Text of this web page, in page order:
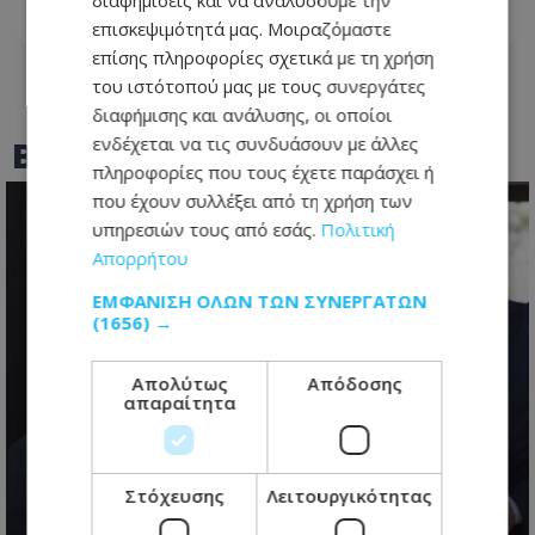
07.08.2026 - 06:21
BEST OFTOTHEMAONLINE
Κυπριακό: Τα «αγκάθια» που θα
κρίνουν τις εξελίξεις και οι
διαφωνίες πριν από την κρίσιμη
συνάντηση
επισκεψιμότητά μας. Μοιραζόμαστε
επίσης πληροφορίες σχετικά με τη χρήση
του ιστότοπού μας με τους συνεργάτες
διαφήμισης και ανάλυσης, οι οποίοι
ενδέχεται να τις συνδυάσουν με άλλες
πληροφορίες που τους έχετε παράσχει ή
που έχουν συλλέξει από τη χρήση των
υπηρεσιών τους από εσάς. Πολιτική
Απορρήτου
ΕΜΦΆΝΙΣΗ ΌΛΩΝ ΤΩΝ ΣΥΝΕΡΓΑΤΏΝ
(1656) →
Απολύτως
απαραίτητα
Απόδοσης
Στόχευσης Λειτουργικότητας